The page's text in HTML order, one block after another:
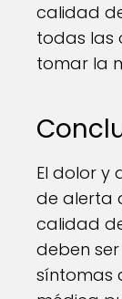
calidad
todas las
tomar la
El dolor y
de alerta
calidad
deben
síntomas